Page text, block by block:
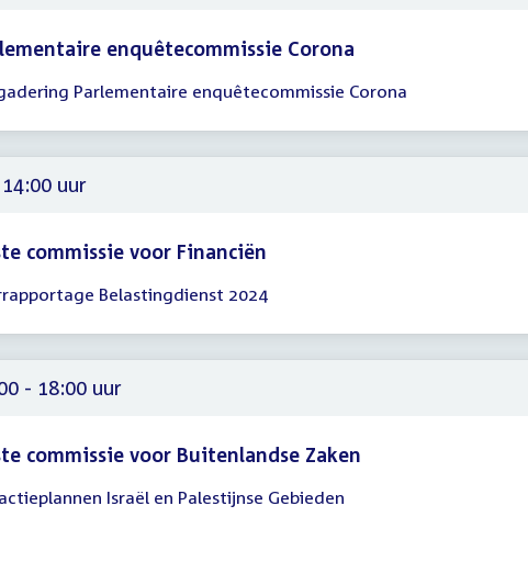
enquêtecommissie Corona
Parlementaire enquêtecommissie Corona
uur
commissie voor Financiën
Belastingdienst 2024
- 18:00 uur
commissie voor Buitenlandse Zaken
Israël en Palestijnse Gebieden